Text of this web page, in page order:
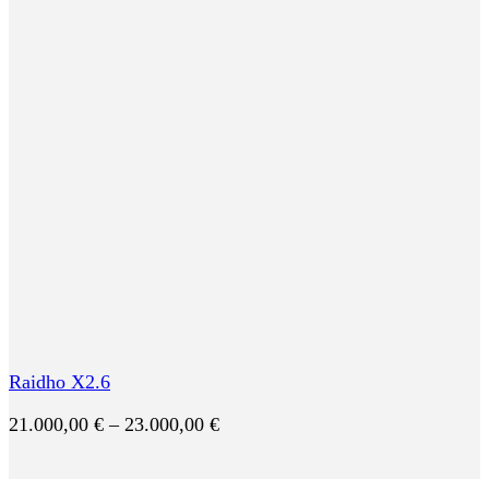
Raidho X2.6
21.000,00 € – 23.000,00 €Preisspanne: